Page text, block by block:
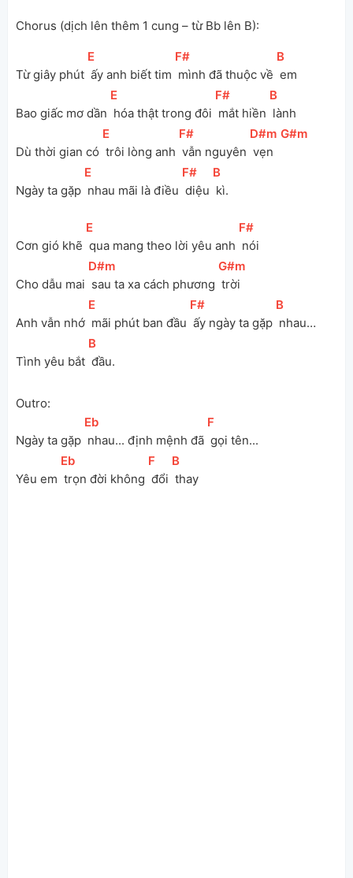
Chorus (dịch lên thêm 1 cung – từ Bb lên B):
Từ giây phút
[E
ấy anh biết tim
[F#
mình đã thuộc về
[B
em
Bao giấc mơ dần
[E
hóa thật trong đôi
[F#
mắt hiền
[B
lành
Dù thời gian có
[E
trôi lòng anh
[F#
vẫn nguyên
[D#m ]
vẹn
[
G#m
Ngày ta gặp
[E
nhau mãi là điều
[F#
diệu
[B
kì.
Cơn gió khẽ
[E
qua mang theo lời yêu anh
[F#
nói
Cho dẫu mai
[D#m
sau ta xa cách phương
[
G#m
trời
Anh vẫn nhớ
[E
mãi phút ban đầu
[F#
ấy ngày ta gặp
[B
nhau…
Tình yêu bắt
[B
đầu.
Outro:
Ngày ta gặp
[Eb
nhau... định mệnh đã
[F
gọi tên...
Yêu em
[Eb
trọn đời không
[F
đổi
[B
thay